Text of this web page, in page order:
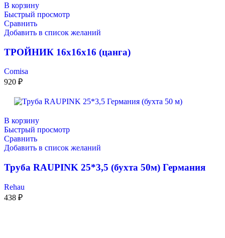
В корзину
Быстрый просмотр
Сравнить
Добавить в список желаний
ТРОЙНИК 16х16х16 (цанга)
Comisa
920 ₽
В корзину
Быстрый просмотр
Сравнить
Добавить в список желаний
Труба RAUPINK 25*3,5 (бухта 50м) Германия
Rehau
438 ₽